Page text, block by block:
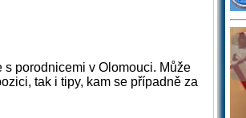
porodnicemi v Olomouci. Může
tak i tipy, kam se případně za